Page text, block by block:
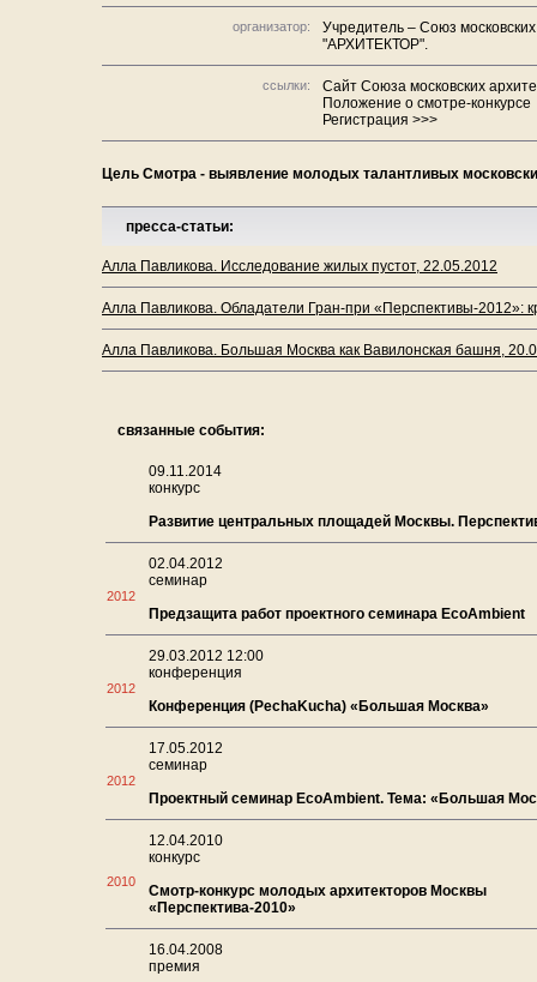
организатор:
Учредитель – Союз
"АРХИТЕКТОР".
ссылки:
Сайт Союза московских
Положение о смотре-конкурсе
Регистрация >>>
Цель Смотра - выявление молодых талантливых
пресса-статьи:
Алла Павликова. Исследование жилых пустот, 22.05.2012
Алла Павликова. Обладатели Гран-при «Перспективы-2012»:
Алла Павликова. Большая Москва как Вавилонская башня,
связанные события:
09.11.2014
конкурс
Развитие центральных площадей Москвы.
2012
02.04.2012
семинар
Предзащита работ проектного семинара EcoAmbient
2012
29.03.2012 12:00
конференция
Конференция (PechaKucha) «Большая Москва»
2012
17.05.2012
семинар
Проектный семинар EcoAmbient. Тема: «Большая
2010
12.04.2010
конкурс
Смотр-конкурс молодых архитекторов Москвы
«Перспектива-2010»
16.04.2008
премия